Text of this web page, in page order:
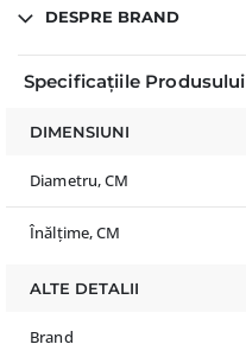
DESPRE BRAND
Specificațiile Produsului
DIMENSIUNI
Diametru, CM
Înălțime, CM
ALTE DETALII
Brand